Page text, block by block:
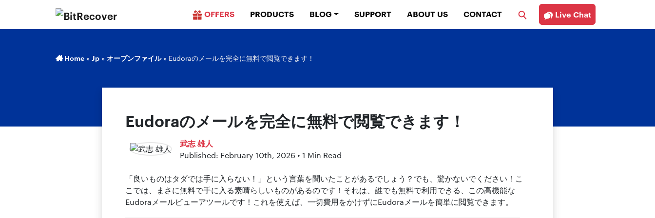
OFFERS PRODUCTS BLOG SUPPORT ABOUT US CONTACT Live Chat
Home » Jp » オープンファイル » Eudoraのメールを完全に無料で閲覧できます！
Eudoraのメールを完全に無料で閲覧できます！
武志 雄人
Published: February 10th, 2026 • 1 Min Read
「良いものはタダでは手に入らない！」という言葉を聞いたことがあるでしょう？でも、驚かないでください！こ
こでは、まさに無料で手に入る素晴らしいものがあるのです！それは、誰でも無料で利用できる、この高機能な
Eudoraメールビューアツールです！これを使えば、一切費用をかけずにEudoraメールを簡単に閲覧できます。